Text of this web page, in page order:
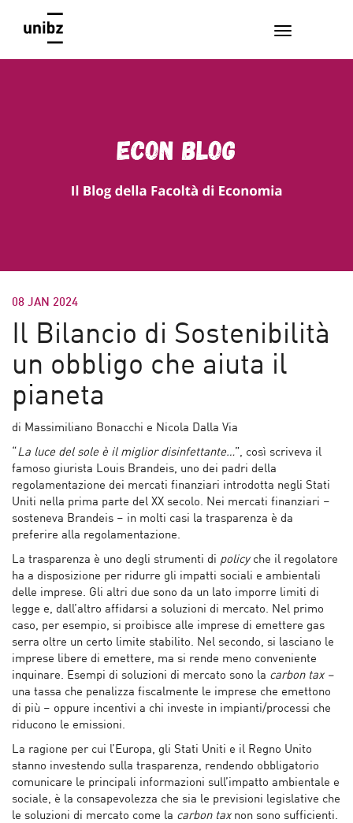
08 JAN 2024
Il Bilancio di Sostenibilità
un obbligo che aiuta il
pianeta
di Massimiliano Bonacchi e Nicola Dalla Via
“La luce del sole è il miglior disinfettante…”, così scriveva il
famoso giurista Louis Brandeis, uno dei padri della
regolamentazione dei mercati finanziari introdotta negli Stati
Uniti nella prima parte del XX secolo. Nei mercati finanziari –
sosteneva Brandeis – in molti casi la trasparenza è da
preferire alla regolamentazione.
La trasparenza è uno degli strumenti di policyche il regolatore
ha a disposizione per ridurre gli impatti sociali e ambientali
delle imprese. Gli altri due sono da un lato imporre limiti di
legge e, dall’altro affidarsi a soluzioni di mercato. Nel primo
caso, per esempio, si proibisce alle imprese di emettere gas
serra oltre un certo limite stabilito. Nel secondo, si lasciano le
imprese libere di emettere, ma si rende meno conveniente
inquinare. Esempi di soluzioni di mercato sono la carbon tax –
una tassa che penalizza fiscalmente le imprese che emettono
di più – oppure incentivi a chi investe in impianti/processi che
riducono le emissioni.
La ragione per cui l’Europa, gli Stati Uniti e il Regno Unito
stanno investendo sulla trasparenza, rendendo obbligatorio
comunicare le principali informazioni sull’impatto ambientale e
sociale, è la consapevolezza che sia le previsioni legislative che
le soluzioni di mercato come la carbon taxnon sono sufficienti.